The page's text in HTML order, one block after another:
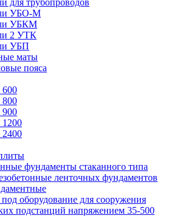
для трубопроводов
УБО-М
УБКМ
2 УТК
УБП
маты
пояса
фундаменты стаканного типа
ленточных фундаментов
оборудование для сооружения
подстанций напряжением 35-500